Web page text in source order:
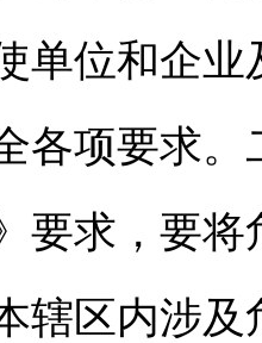
单位和企
各项要求
要求，要
辖区内涉